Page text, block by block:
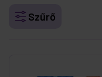
Szűrő